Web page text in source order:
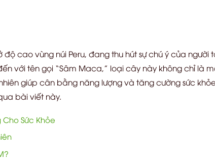
cao vùng núi Peru, đang thu hút sự chú ý của người
với tên gọi “Sâm Maca,” loại cây này không chỉ là
giúp cân bằng năng lượng và tăng cường sức khỏe
bài viết này.
Sức Khỏe